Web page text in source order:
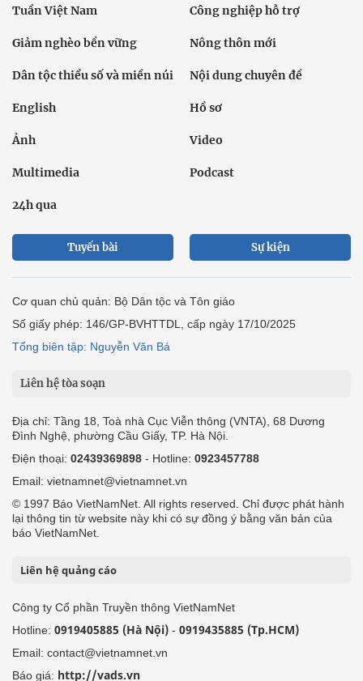
Tuần Việt Nam Công nghiệp hỗ trợ
Giảm nghèo bền vững Nông thôn mới
Dân tộc thiểu số và miền núi Nội dung chuyên đề
English Hồ sơ
Ảnh Video
Multimedia Podcast
24h qua
Tuyến bài Sự kiện
Cơ quan chủ quản: Bộ Dân tộc và Tôn giáo
Số giấy phép: 146/GP-BVHTTDL, cấp ngày 17/10/2025
Tổng biên tập: Nguyễn Văn Bá
Liên hệ tòa soạn
Địa chỉ: Tầng 18, Toà nhà Cục Viễn thông (VNTA), 68 Dương
Đình Nghệ, phường Cầu Giấy, TP. Hà Nội.
Điện thoại: 02439369898 - Hotline: 0923457788
Email: vietnamnet@vietnamnet.vn
© 1997 Báo VietNamNet. All rights reserved. Chỉ được phát hành
lại thông tin từ website này khi có sự đồng ý bằng văn bản của
báo VietNamNet.
Liên hệ quảng cáo
Công ty Cổ phần Truyền thông VietNamNet
Hotline: 0919405885 (Hà Nội) - 0919435885 (Tp.HCM)
Email: contact@vietnamnet.vn
Báo giá: http://vads.vn